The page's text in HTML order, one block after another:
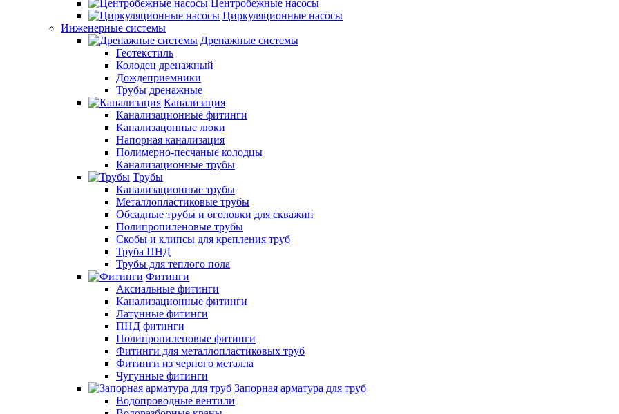
Центробежные насосы
Циркуляционные насосы
Инженерные системы
Дренажные системы
Геотекстиль
Колодец дренажный
Дождеприемники
Трубы дренажные
Канализация
Канализационные фитинги
Канализацонные люки
Напорная канализация
Полимерно-песчаные колодцы
Канализационные трубы
Трубы
Канализационные трубы
Металлопластиковые трубы
Обсадные трубы и оголовки для скважин
Полипропиленовые трубы
Скобы и клипсы для крепления труб
Труба ПНД
Трубы для теплого пола
Фитинги
Аксиальные фитинги
Канализационные фитинги
Латунные фитинги
ПНД фитинги
Полипропиленовые фитинги
Фитинги для металлопластиковых труб
Фитинги из черного металла
Чугунные фитинги
Запорная арматура для труб
Водопроводные вентили